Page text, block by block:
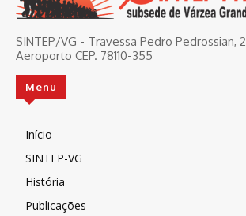
SINTEP/VG - Travessa Pedro Pedrossian,
Aeroporto CEP. 78110-355
Menu
Início
SINTEP-VG
História
Publicações